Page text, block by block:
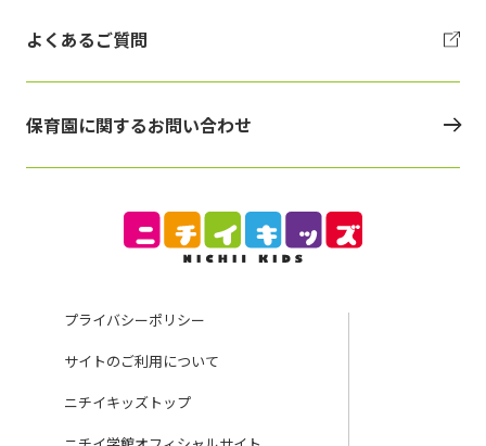
プライバシーポリシー
サイトのご利用について
ニチイキッズトップ
よくあるご質問
保育園に関するお問い合わせ